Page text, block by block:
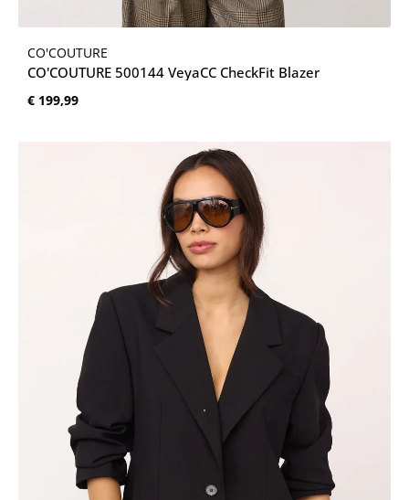
CO'COUTURE
CO'COUTURE 500144 VeyaCC CheckFit Blazer
Normale prijs:
€ 199,99